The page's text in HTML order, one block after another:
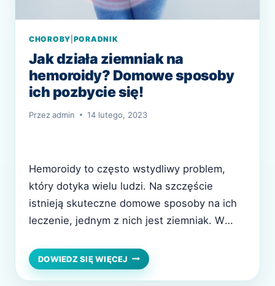
CHOROBY PORADNIK
Jak działa ziemniak na
hemoroidy? Domowe sposoby
ich pozbycie się!
Przezadmin 14 lutego, 2023
Hemoroidy to często wstydliwy problem,
który dotyka wielu ludzi. Na szczęście
istnieją skuteczne domowe sposoby na ich
leczenie, jednym z nich jest ziemniak. W
na hemoroidy i jakie korzyści można z niego
czerpać. Przedstawimy także inne naturalne
DOWIEDZ SIĘ WIĘCEJ JAK
DZIAŁA
ZIEMNIAK